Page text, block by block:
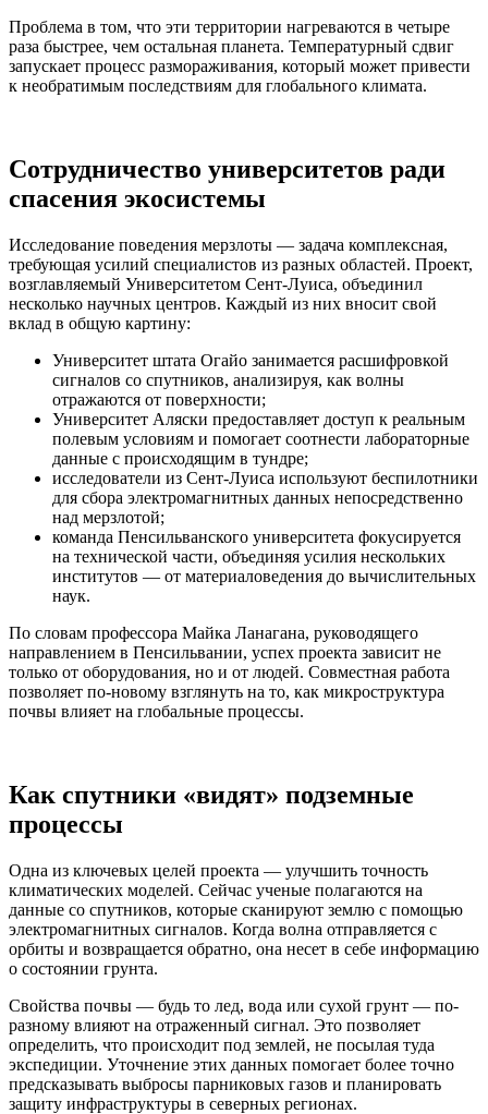
Проблема в том, что эти территории нагреваются в четыре
раза быстрее, чем остальная планета. Температурный сдвиг
запускает процесс размораживания, который может привести
к необратимым последствиям для глобального климата.
Сотрудничество университетов ради
спасения экосистемы
Исследование поведения мерзлоты — задача комплексная,
требующая усилий специалистов из разных областей. Проект,
возглавляемый Университетом Сент-Луиса, объединил
несколько научных центров. Каждый из них вносит свой
вклад в общую картину:
Университет штата Огайо занимается расшифровкой
сигналов со спутников, анализируя, как волны
отражаются от поверхности;
Университет Аляски предоставляет доступ к реальным
полевым условиям и помогает соотнести лабораторные
данные с происходящим в тундре;
исследователи из Сент-Луиса используют беспилотники
для сбора электромагнитных данных непосредственно
над мерзлотой;
команда Пенсильванского университета фокусируется
на технической части, объединяя усилия нескольких
институтов — от материаловедения до вычислительных
наук.
По словам профессора Майка Ланагана, руководящего
направлением в Пенсильвании, успех проекта зависит не
только от оборудования, но и от людей. Совместная работа
позволяет по-новому взглянуть на то, как микроструктура
почвы влияет на глобальные процессы.
Как спутники «видят» подземные
процессы
Одна из ключевых целей проекта — улучшить точность
климатических моделей. Сейчас ученые полагаются на
данные со спутников, которые сканируют землю с помощью
электромагнитных сигналов. Когда волна отправляется с
орбиты и возвращается обратно, она несет в себе информацию
о состоянии грунта.
Свойства почвы — будь то лед, вода или сухой грунт — по-
разному влияют на отраженный сигнал. Это позволяет
определить, что происходит под землей, не посылая туда
экспедиции. Уточнение этих данных помогает более точно
предсказывать выбросы парниковых газов и планировать
защиту инфраструктуры в северных регионах.